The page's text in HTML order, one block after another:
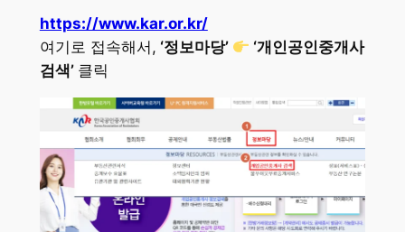
https://www.kar.or.kr/
여기로 접속해서, ‘정보마당’
‘개인공인중개사
검색’ 클릭